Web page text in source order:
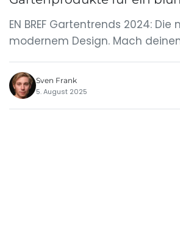
EN BREF Gartentrends 2024:
modernem Design. Mach
Sven Frank
5. August 2025